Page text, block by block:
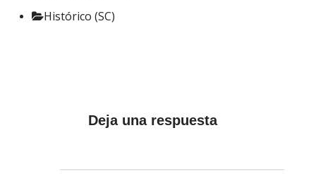
Histórico (SC)
Deja una respuesta